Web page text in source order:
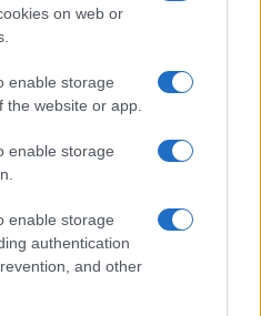
on web or
enable storage
the website or app.
enable storage
enable storage
authentication
and other
della riabilitazione e il